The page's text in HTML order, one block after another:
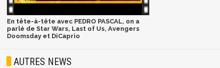
En tête-à-tête avec PEDRO PASCAL, on a
parlé de Star Wars, Last of Us, Avengers
Doomsday et DiCaprio
AUTRES NEWS